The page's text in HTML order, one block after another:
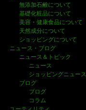
無添加石鹸について
基礎化粧品について
美容・健康食品について
天然成分について
ショッピングについて
ニュース・ブログ
ニュース＆トピック
ニュース
ショッピングニュース
ブログ
ブログ
コラム